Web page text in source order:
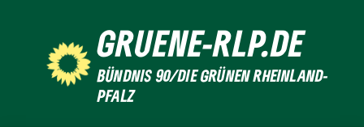
GRUENE-RLP.DE
BÜNDNIS 90/DIE GRÜNEN RHEINLAND-
PFALZ